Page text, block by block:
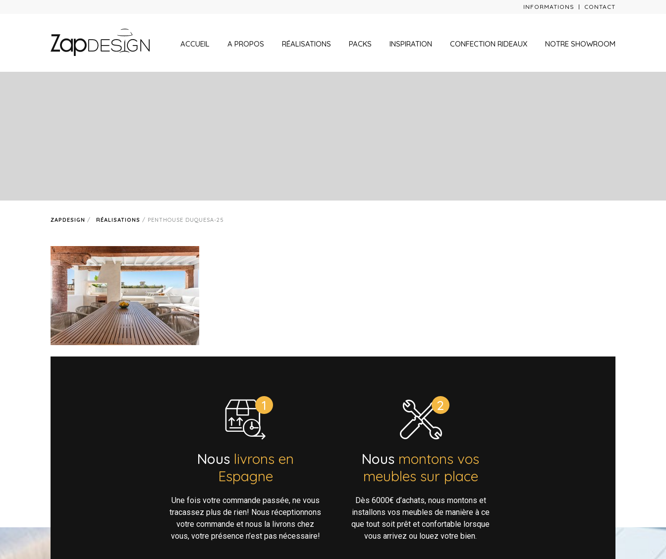
INFORMATIONS CONTACT
ACCUEIL A PROPOS RÉALISATIONS PACKS INSPIRATION CONFECTION RIDEAUX NOTRE SHOWROOM
ZAPDESIGN / RÉALISATIONS / PENTHOUSE DUQUESA-25
Nous livrons en
Espagne
Une fois votre commande passée, ne vous
tracassez plus de rien! Nous réceptionnons
votre commande et nous la livrons chez
vous, votre présence n’est pas nécessaire!
Nous montons vos
meubles sur place
Dès 6000€ d’achats, nous montons et
installons vos meubles de manière à ce
que tout soit prêt et confortable lorsque
vous arrivez ou louez votre bien.